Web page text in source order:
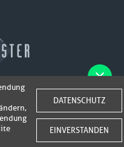
DATENSCHUTZ
EINVERSTANDEN
inkl. 50,-
Advance